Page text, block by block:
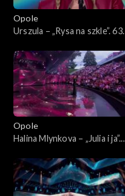
Opole
Urszula – „Rysa na szkle”. 63.
„Autobiografia. Jubileusz
Bogdana Olewicza”
Opole
Halina Mlynkova – „Julia i ja”.
„Autobiografia. Jubileusz
Bogdana Olewicza”